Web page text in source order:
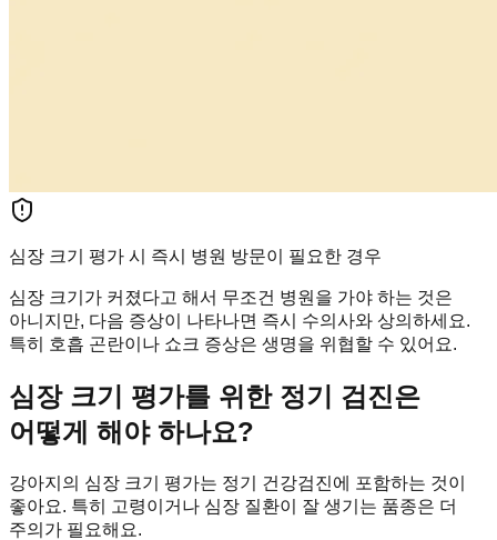
심장 크기 평가 시 즉시 병원 방문이 필요한 경우
심장 크기가 커졌다고 해서 무조건 병원을 가야 하는 것은
아니지만, 다음 증상이 나타나면 즉시 수의사와 상의하세요.
특히 호흡 곤란이나 쇼크 증상은 생명을 위협할 수 있어요.
심장 크기 평가를 위한 정기 검진은
어떻게 해야 하나요?
강아지의 심장 크기 평가는 정기 건강검진에 포함하는 것이
좋아요. 특히 고령이거나 심장 질환이 잘 생기는 품종은 더
주의가 필요해요.